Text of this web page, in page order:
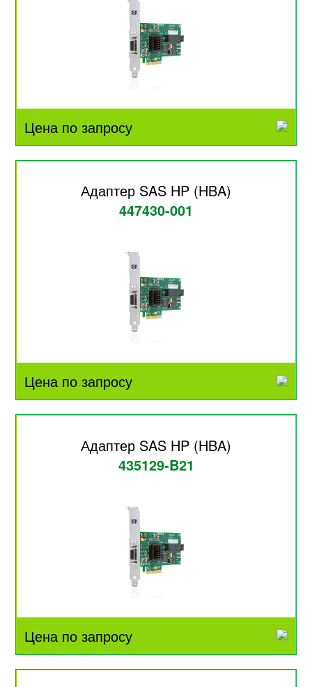
Цена по запросу
Адаптер SAS HP (HBA)
447430-001
Цена по запросу
Адаптер SAS HP (HBA)
435129-B21
Цена по запросу